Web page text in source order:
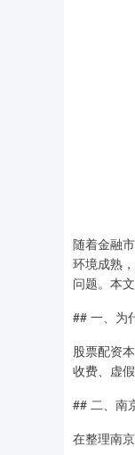
随着金融
环境成熟
问题。本
## 一、为
股票配资
收费、虚
## 二、南
在整理南